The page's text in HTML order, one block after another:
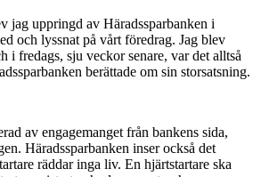
jag uppringd av Häradssparbanken i
och lyssnat på vårt föredrag. Jag blev
i fredags, sju veckor senare, var det alltså
berättade om sin storsatsning.
av engagemanget från bankens sida,
Häradssparbanken inser också det
räddar inga liv. En hjärtstartare ska